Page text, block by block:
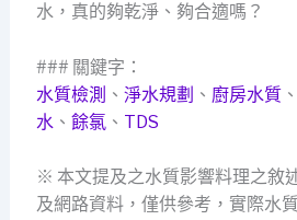
水，真的夠乾淨、夠合適嗎？
### 關鍵字：
水質檢測 、 淨水規劃 、 廚房水質、
水 、 餘氯、 TDS
※ 本文提及之水質影響料理之敘
及網路資料，僅供參考，實際水